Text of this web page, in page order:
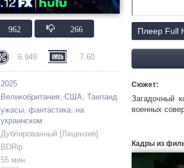
962 266
6.949 7.60
2025
Великобритания, США, Таиланд
ужасы, фантастика, на
украинском
Дублированный [Лицензия]
BDRip
55 мин.
Плеер Full
Сюжет:
Загадочный
военных
Кадры из